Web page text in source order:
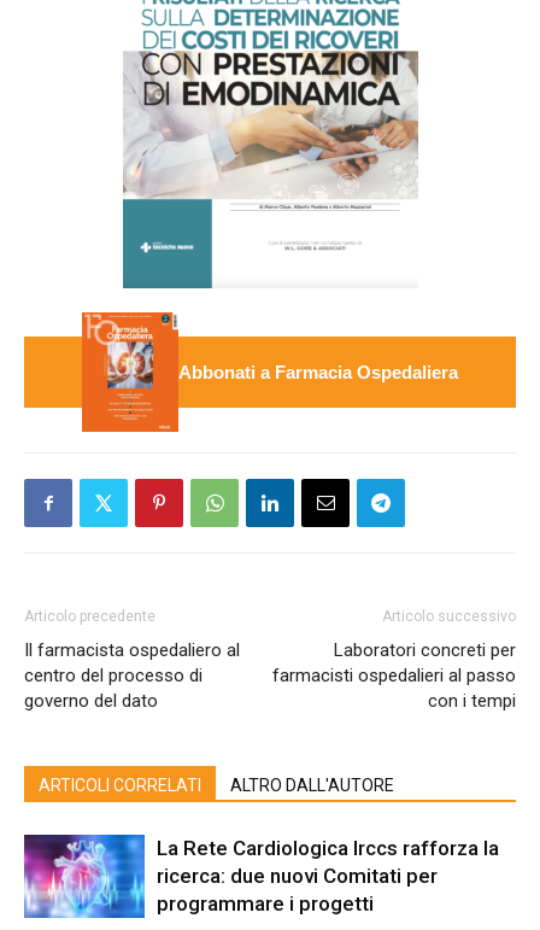
Abbonati a Farmacia Ospedaliera
Articolo precedente
Il farmacista ospedaliero al
centro del processo di
governo del dato
Articolo successivo
Laboratori concreti per
farmacisti ospedalieri al passo
con i tempi
ARTICOLI CORRELATI ALTRO DALL'AUTORE
La Rete Cardiologica Irccs rafforza la
ricerca: due nuovi Comitati per
programmare i progetti